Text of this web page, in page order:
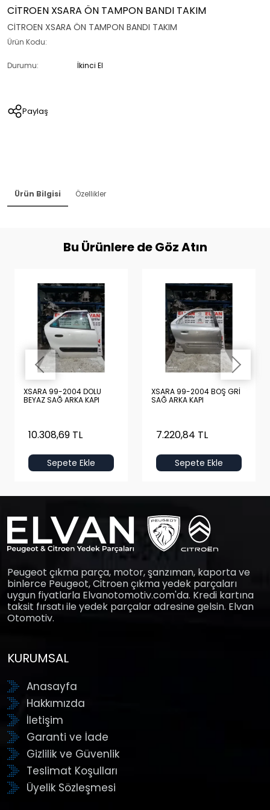
CİTROEN XSARA ÖN TAMPON BANDI TAKIM
CİTROEN XSARA ÖN TAMPON BANDI TAKIM
Ürün Kodu:
Durumu: İkinci El
Paylaş
Ürün Bilgisi Özellikler
Bu Ürünlere de Göz Atın
XSARA 99-2004 DOLU
BEYAZ SAĞ ARKA KAPI
10.308,69 TL
Sepete Ekle
XSARA 99-2004 BOŞ GRİ
SAĞ ARKA KAPI
7.220,84 TL
Sepete Ekle
Peugeot çıkma parça, motor, şanzıman, kaporta ve
binlerce Peugeot, Citroen çıkma yedek parçaları
uygun fiyatlarla Elvanotomotiv.com'da. Kredi kartına
taksit fırsatı ile yedek parçalar adresine gelsin. Elvan
Otomotiv.
KURUMSAL
Anasayfa
Hakkımızda
İletişim
Garanti ve İade
Gizlilik ve Güvenlik
Teslimat Koşulları
Üyelik Sözleşmesi